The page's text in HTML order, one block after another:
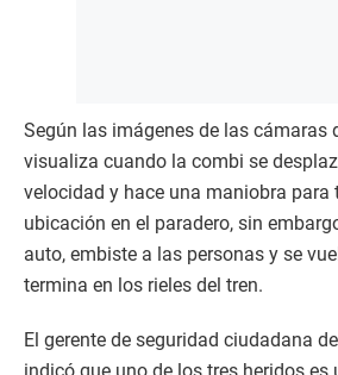
Según las imágenes de las cámaras
visualiza cuando la combi se
velocidad y hace una maniobra para
ubicación en el paradero, sin
auto, embiste a las personas y se
termina en los rieles del tren.
El gerente de seguridad ciudadana
indicó que uno de los tres heridos es